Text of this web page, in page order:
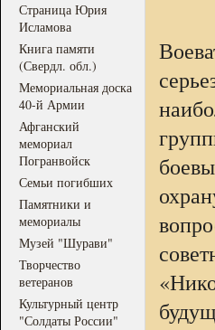
Страница Юрия
Исламова
Книга памяти
(Свердл. обл.)
Мемориальная доска
40-й Армии
Афганский
мемориал
Погранвойск
Семьи погибших
Памятники и
мемориалы
Музей "Шурави"
Творчество
ветеранов
Культурный центр
"Солдаты России"